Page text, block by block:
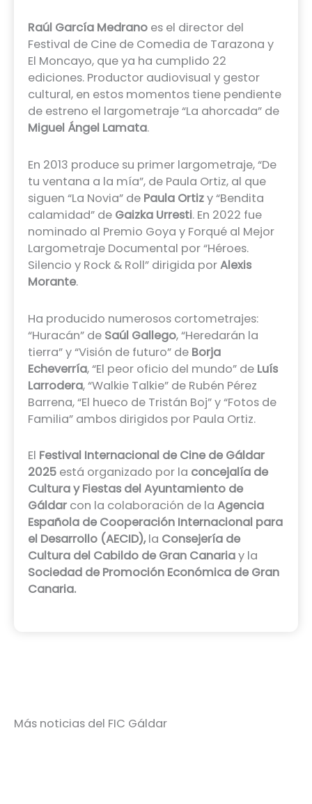
Raúl García Medrano es el director del
Festival de Cine de Comedia de Tarazona y
El Moncayo, que ya ha cumplido 22
ediciones. Productor audiovisual y gestor
cultural, en estos momentos tiene pendiente
de estreno el largometraje “La ahorcada” de
Miguel Ángel Lamata.
En 2013 produce su primer largometraje, “De
tu ventana a la mía”, de Paula Ortiz, al que
siguen “La Novia” de Paula Ortizy “Bendita
calamidad” de Gaizka Urresti. En 2022 fue
nominado al Premio Goya y Forqué al Mejor
Largometraje Documental por “Héroes.
Silencio y Rock & Roll” dirigida porAlexis
Morante.
Ha producido numerosos cortometrajes:
“Huracán” de Saúl Gallego, “Heredarán la
tierra” y “Visión de futuro” de Borja
Echeverría, “El peor oficio del mundo” de Luís
Larrodera, “Walkie Talkie” de Rubén Pérez
Barrena, “El hueco de Tristán Boj” y “Fotos de
Familia” ambos dirigidos por Paula Ortiz.
El Festival Internacional de Cine de Gáldar
2025 está organizado por la concejalía de
Cultura y Fiestas del Ayuntamiento de
Gáldar con la colaboración de la Agencia
Española de Cooperación Internacional para
el Desarrollo (AECID),la Consejería de
Cultura del Cabildo de Gran Canariay la
Sociedad de Promoción Económica de Gran
Canaria.
Más noticias del FIC Gáldar